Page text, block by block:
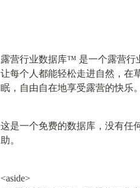
露营行业数据库™ 是一个露营行
让每个人都能轻松走进自然，在
眠，自由自在地享受露营的快乐。
这是一个免费的数据库，没有任
助。
<aside>